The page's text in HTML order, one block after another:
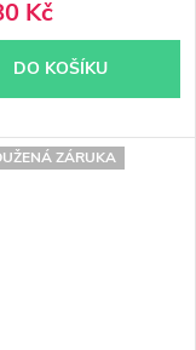
Kč
DO KOŠÍKU
ZÁRUKA